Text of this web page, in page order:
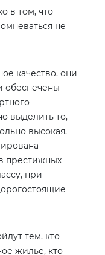
в том, что
не
качество, они
обеспечены
выделить то,
высокая,
престижных
при
тем, кто
жилье, кто